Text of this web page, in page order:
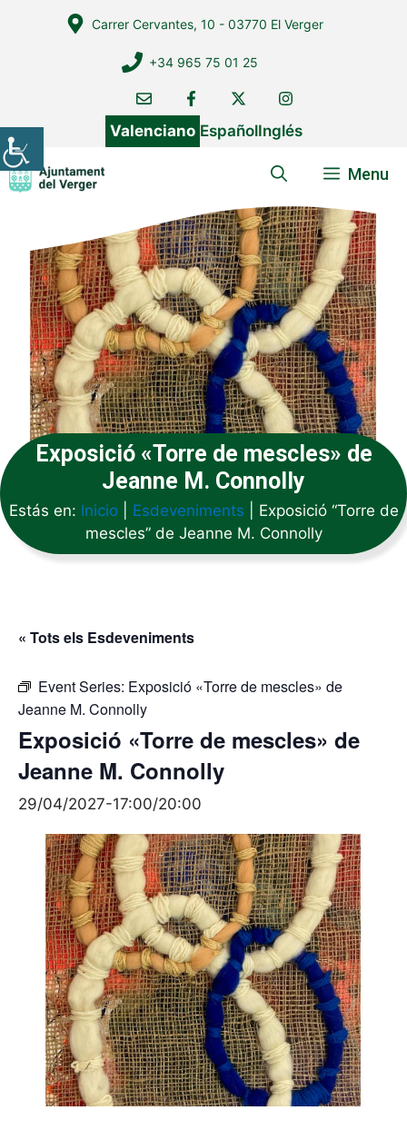
Carrer Cervantes, 10 - 03770 El Verger
+34 965 75 01 25
Valenciano EspañolInglés
Menu
Exposició «Torre de mescles» de
Jeanne M. Connolly
Estás en: Inicio| Esdeveniments
Exposició “Torre de
mescles” de Jeanne M. Connolly
« Tots els Esdeveniments
Event Series: Exposició «Torre de mescles» de
Jeanne M. Connolly
Exposició «Torre de mescles» de
Jeanne M. Connolly
29/04/2027-17:00/20:00